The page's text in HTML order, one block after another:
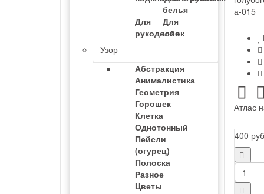
белья
Для
рукоделия
Для
юбок
Узор
Абстракция
Анималистика
Геометрия
Горошек
Клетка
Однотонный
Пейсли
(огурец)
Полоска
Разное
Цветы
- Кристалл
- Холодное
Неопрен
- Однотонный
- С рисунком
Органза
- Вуаль
- Для штор
Пайетки
- Двусторонние
- На сетке
- На трикотаже
- На атласе
Атлас
400 руб